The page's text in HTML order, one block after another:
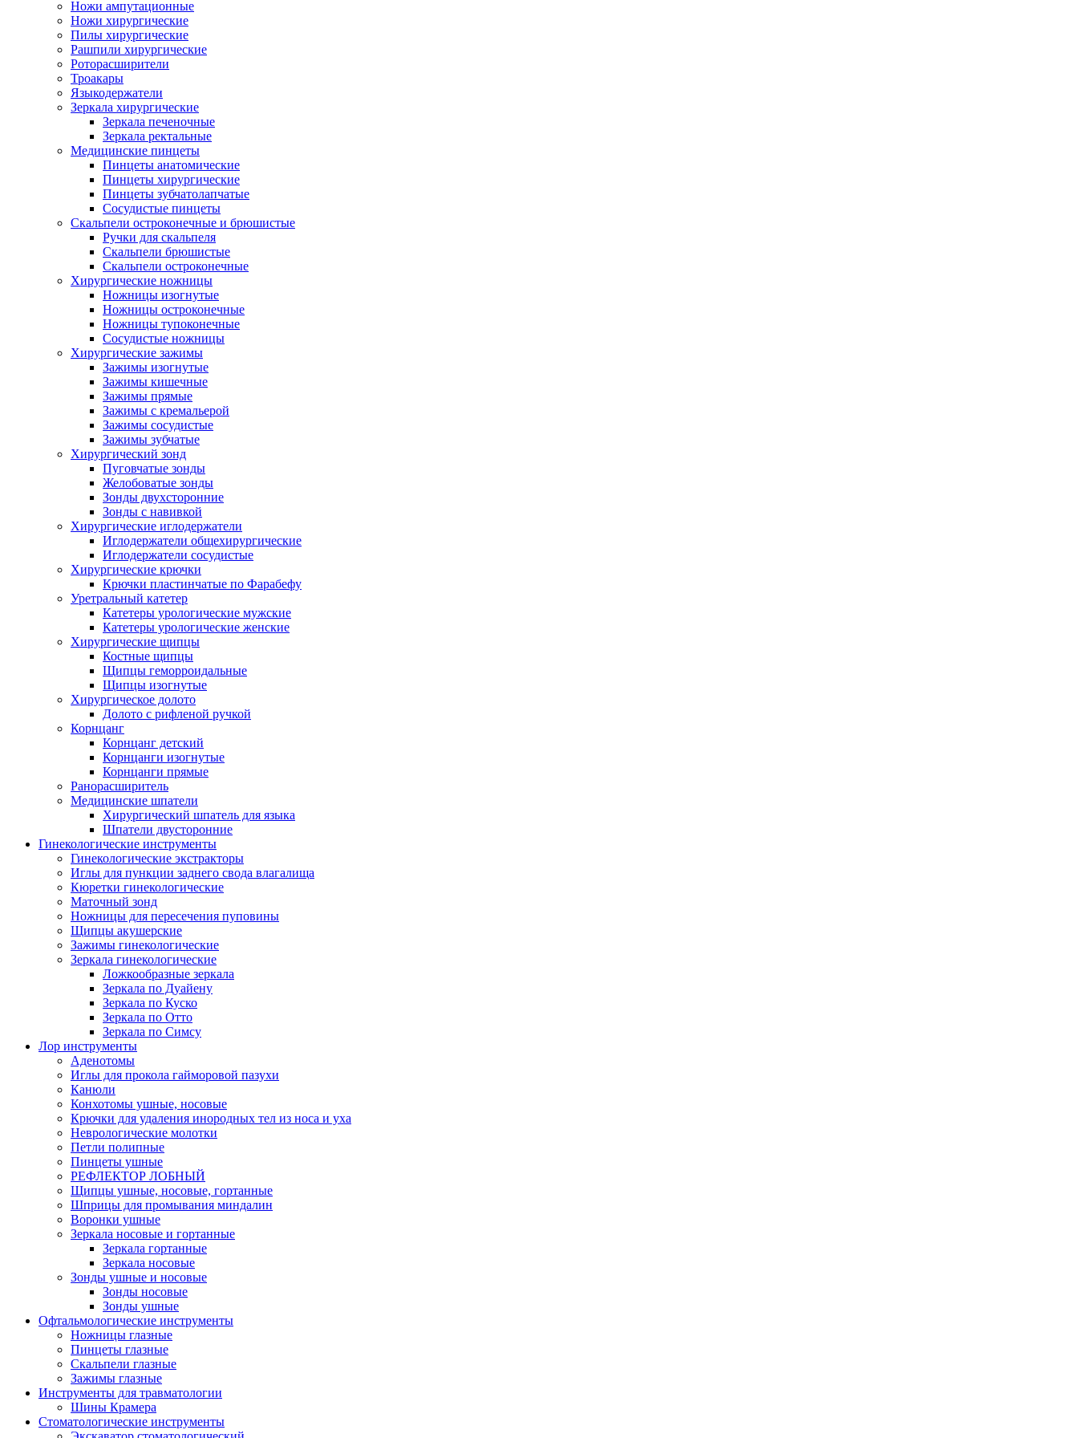
Ножи ампутационные
Ножи хирургические
Пилы хирургические
Рашпили хирургические
Роторасширители
Троакары
Языкодержатели
Зеркала хирургические
Зеркала печеночные
Зеркала ректальные
Медицинские пинцеты
Пинцеты анатомические
Пинцеты хирургические
Пинцеты зубчатолапчатые
Сосудистые пинцеты
Скальпели остроконечные и брюшистые
Ручки для скальпеля
Скальпели брюшистые
Скальпели остроконечные
Хирургические ножницы
Ножницы изогнутые
Ножницы остроконечные
Ножницы тупоконечные
Сосудистые ножницы
Хирургические зажимы
Зажимы изогнутые
Зажимы кишечные
Зажимы прямые
Зажимы с кремальерой
Зажимы сосудистые
Зажимы зубчатые
Хирургический зонд
Пуговчатые зонды
Желобоватые зонды
Зонды двухсторонние
Зонды с навивкой
Хирургические иглодержатели
Иглодержатели общехирургические
Иглодержатели сосудистые
Хирургические крючки
Крючки пластинчатые по Фарабефу
Уретральный катетер
Катетеры урологические мужские
Катетеры урологические женские
Хирургические щипцы
Костные щипцы
Щипцы геморроидальные
Щипцы изогнутые
Хирургическое долото
Долото с рифленой ручкой
Корнцанг
Корнцанг детский
Корнцанги изогнутые
Корнцанги прямые
Ранорасширитель
Медицинские шпатели
Хирургический шпатель для языка
Шпатели двусторонние
Гинекологические инструменты
Гинекологические экстракторы
Иглы для пункции заднего свода влагалища
Кюретки гинекологические
Маточный зонд
Ножницы для пересечения пуповины
Щипцы акушерские
Зажимы гинекологические
Зеркала гинекологические
Ложкообразные зеркала
Зеркала по Дуайену
Зеркала по Куско
Зеркала по Отто
Зеркала по Симсу
Лор инструменты
Аденотомы
Иглы для прокола гайморовой пазухи
Канюли
Конхотомы ушные, носовые
Крючки для удаления инородных тел из носа и уха
Неврологические молотки
Петли полипные
Пинцеты ушные
РЕФЛЕКТОР ЛОБНЫЙ
Щипцы ушные, носовые, гортанные
Шприцы для промывания миндалин
Воронки ушные
Зеркала носовые и гортанные
Зеркала гортанные
Зеркала носовые
Зонды ушные и носовые
Зонды носовые
Зонды ушные
Офтальмологические инструменты
Ножницы глазные
Пинцеты глазные
Скальпели глазные
Зажимы глазные
Инструменты для травматологии
Шины Крамера
Стоматологические инструменты